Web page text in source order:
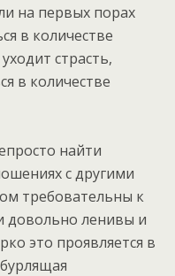
на первых порах
в количестве
страсть,
в количестве
найти
с другими
требовательны к
довольно ленивы и
это проявляется в